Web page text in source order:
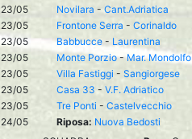
23/05
Novilara - Cant.Adriatica
23/05
Frontone Serra - Corinaldo
23/05
Babbucce - Laurentina
23/05
Monte Porzio-Mar. Mondolfo
23/05
Villa Fastiggi - Sangiorgese
23/05
Casa 33 - V.F. Adriatico
23/05
Tre Ponti - Castelvecchio
24/05
Riposa: Nuova Bedosti